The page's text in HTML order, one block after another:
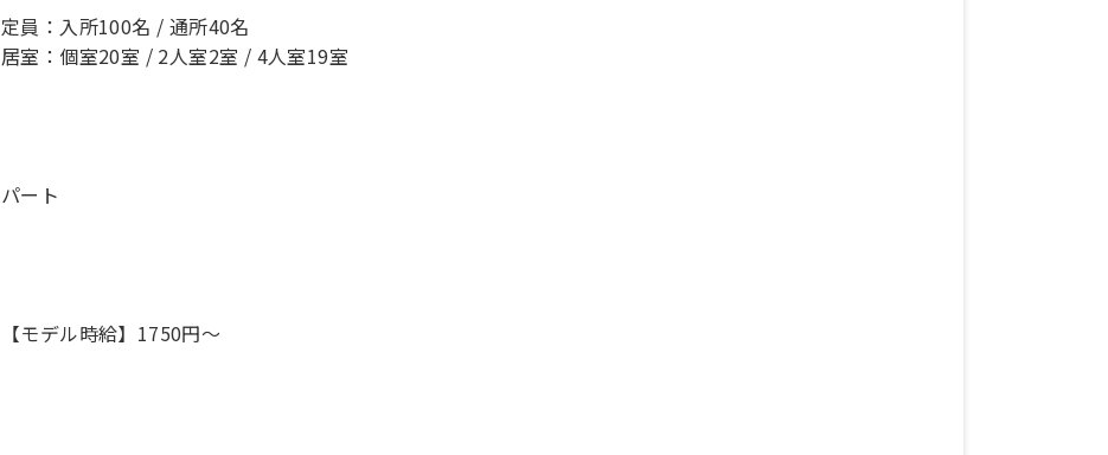
定員：入所100名 / 通所40名
居室：個室20室 / 2人室2室 / 4人室19室
パート
【モデル時給】1750円〜